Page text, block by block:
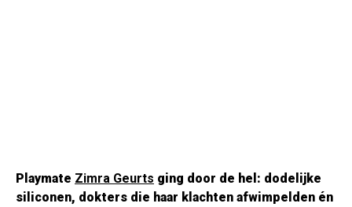
Playmate Zimra Geurts ging door de hel: dodelijke
siliconen, dokters die haar klachten afwimpelden én